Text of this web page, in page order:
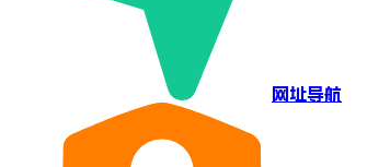
网址导航